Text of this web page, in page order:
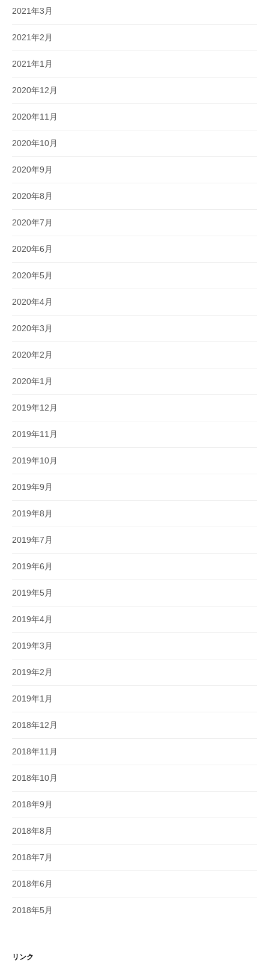
2021年3月
2021年2月
2021年1月
2020年12月
2020年11月
2020年10月
2020年9月
2020年8月
2020年7月
2020年6月
2020年5月
2020年4月
2020年3月
2020年2月
2020年1月
2019年12月
2019年11月
2019年10月
2019年9月
2019年8月
2019年7月
2019年6月
2019年5月
2019年4月
2019年3月
2019年2月
2019年1月
2018年12月
2018年11月
2018年10月
2018年9月
2018年8月
2018年7月
2018年6月
2018年5月
リンク